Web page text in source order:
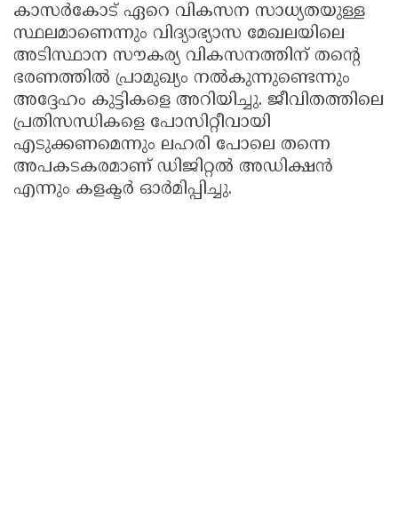
കാസർകോട് ഏറെ വികസന സാധ്യതയുള്ള
സ്ഥലമാണെന്നും വിദ്യാഭ്യാസ മേഖലയിലെ
അടിസ്ഥാന സൗകര്യ വികസനത്തിന് തൻ്റെ
ഭരണത്തിൽ പ്രാമുഖ്യം നൽകുന്നുണ്ടെന്നും
അദ്ദേഹം കുട്ടികളെ അറിയിച്ചു. ജീവിതത്തിലെ
പ്രതിസന്ധികളെ പോസിറ്റീവായി
എടുക്കണമെന്നും ലഹരി പോലെ തന്നെ
അപകടകരമാണ് ഡിജിറ്റൽ അഡിക്ഷൻ
എന്നും കളക്ടർ ഓർമിപ്പിച്ചു.